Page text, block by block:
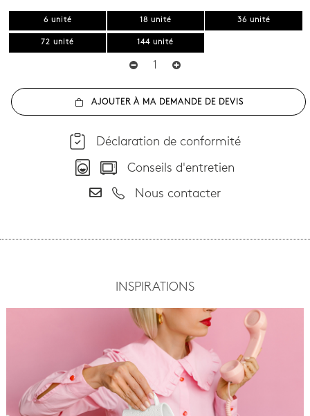
6 unité 18 unité 36 unité
72 unité 144 unité
AJOUTER À MA DEMANDE DE DEVIS
Déclaration de conformité
Conseils d'entretien
Nous contacter
INSPIRATIONS